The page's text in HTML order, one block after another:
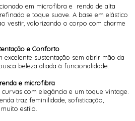
em microfibra e renda de alta
e toque suave. A base em elástico
vestir, valorizando o corpo com charme
e Conforto
excelente sustentação sem abrir mão da
beleza aliada à funcionalidade.
e microfibra
com elegância e um toque vintage.
traz feminilidade, sofisticação,
estilo.